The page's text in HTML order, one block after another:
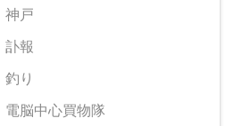
神戸
訃報
釣り
電脳中心買物隊